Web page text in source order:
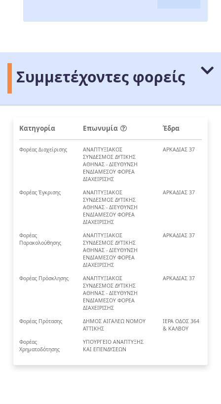
Συμμετέχοντες φορείς
Κατηγορία Επωνυμία Έδρα
Φορέας Διαχείρισης
ΑΝΑΠΤΥΞΙΑΚΟΣ
ΣΥΝΔΕΣΜΟΣ ΔΥΤΙΚΗΣ
ΑΘΗΝΑΣ - ΔΙΕΥΘΥΝΣΗ
ΕΝΔΙΑΜΕΣΟΥ ΦΟΡΕΑ
ΔΙΑΧΕΙΡΙΣΗΣ
ΑΡΚΑΔΙΑΣ 37
Φορέας Έγκρισης
ΑΝΑΠΤΥΞΙΑΚΟΣ
ΣΥΝΔΕΣΜΟΣ ΔΥΤΙΚΗΣ
ΑΘΗΝΑΣ - ΔΙΕΥΘΥΝΣΗ
ΕΝΔΙΑΜΕΣΟΥ ΦΟΡΕΑ
ΔΙΑΧΕΙΡΙΣΗΣ
ΑΡΚΑΔΙΑΣ 37
Φορέας
Παρακολούθησης
ΑΝΑΠΤΥΞΙΑΚΟΣ
ΣΥΝΔΕΣΜΟΣ ΔΥΤΙΚΗΣ
ΑΘΗΝΑΣ - ΔΙΕΥΘΥΝΣΗ
ΕΝΔΙΑΜΕΣΟΥ ΦΟΡΕΑ
ΔΙΑΧΕΙΡΙΣΗΣ
ΑΡΚΑΔΙΑΣ 37
Φορέας Πρόσκλησης
ΑΝΑΠΤΥΞΙΑΚΟΣ
ΣΥΝΔΕΣΜΟΣ ΔΥΤΙΚΗΣ
ΑΘΗΝΑΣ - ΔΙΕΥΘΥΝΣΗ
ΕΝΔΙΑΜΕΣΟΥ ΦΟΡΕΑ
ΔΙΑΧΕΙΡΙΣΗΣ
ΑΡΚΑΔΙΑΣ 37
Φορέας Πρότασης
ΔΗΜΟΣ ΑΙΓΑΛΕΩ ΝΟΜΟΥ
ΑΤΤΙΚΗΣ
ΙΕΡΑ ΟΔΟΣ 364
& ΚΑΛΒΟΥ
Φορέας
Χρηματοδότησης
ΥΠΟΥΡΓΕΙΟ ΑΝΑΠΤΥΞΗΣ
ΚΑΙ ΕΠΕΝΔΥΣΕΩΝ